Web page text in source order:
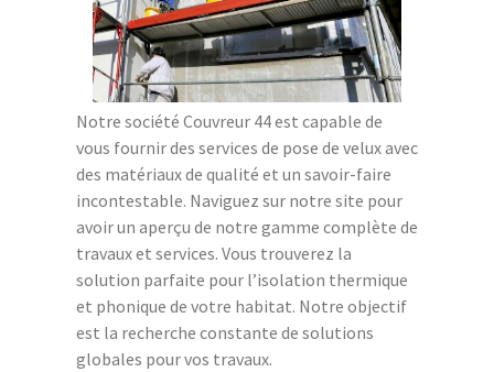
Notre société Couvreur 44 est capable de
vous fournir des services de pose de velux avec
des matériaux de qualité et un savoir-faire
incontestable. Naviguez sur notre site pour
avoir un aperçu de notre gamme complète de
travaux et services. Vous trouverez la
solution parfaite pour l’isolation thermique
et phonique de votre habitat. Notre objectif
est la recherche constante de solutions
globales pour vos travaux.